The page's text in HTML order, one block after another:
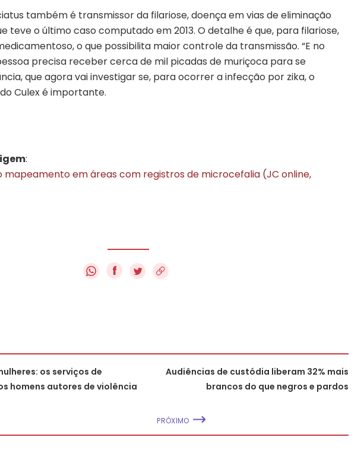
também é transmissor da filariose, doença em vias de eliminação
teve o último caso computado em 2013. O detalhe é que, para filariose,
o que possibilita maior controle da transmissão. “E no
precisa receber cerca de mil picadas de muriçoca para se
que agora vai investigar se, para ocorrer a infecção por zika, o
Culex é importante.
:
mapeamento em áreas com registros de microcefalia (JC online,
f
os serviços de
homens autores de violência
Audiências de custódia liberam 32% mais
brancos do que negros e pardos
PRÓXIMO